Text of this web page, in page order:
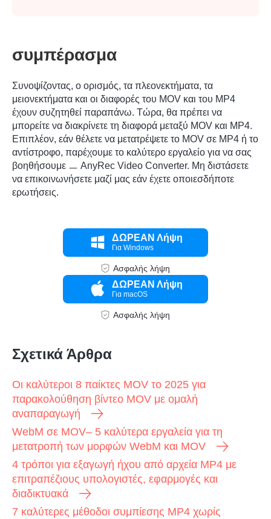
συμπέρασμα
Συνοψίζοντας, ο ορισμός, τα πλεονεκτήματα, τα
μειονεκτήματα και οι διαφορές του MOV και του MP4
έχουν συζητηθεί παραπάνω. Τώρα, θα πρέπει να
μπορείτε να διακρίνετε τη διαφορά μεταξύ MOV και MP4.
Επιπλέον, εάν θέλετε να μετατρέψετε το MOV σε MP4 ή το
αντίστροφο, παρέχουμε το καλύτερο εργαλείο για να σας
βοηθήσουμε ㅡ AnyRec Video Converter. Μη διστάσετε
να επικοινωνήσετε μαζί μας εάν έχετε οποιεσδήποτε
ερωτήσεις.
ΔΩΡΕΑΝ Λήψη
Για Windows
Ασφαλής λήψη
ΔΩΡΕΑΝ Λήψη
Για macOS
Ασφαλής λήψη
Σχετικά Άρθρα
Οι καλύτεροι 8 παίκτες MOV το 2025 για
παρακολούθηση βίντεο MOV με ομαλή
αναπαραγωγή
WebM σε MOV– 5 καλύτερα εργαλεία για τη
μετατροπή των μορφών WebM και MOV
4 τρόποι για εξαγωγή ήχου από αρχεία MP4 με
επιτραπέζιους υπολογιστές, εφαρμογές και
διαδικτυακά
7 καλύτερες μέθοδοι συμπίεσης MP4 χωρίς